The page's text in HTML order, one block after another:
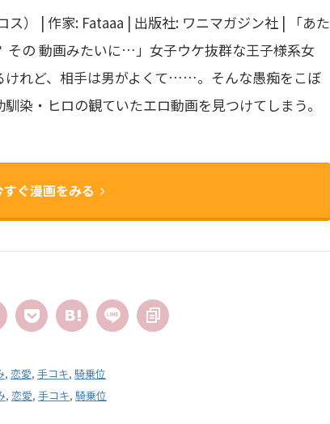
ス） | 作家: Fataaa | 出版社: ワニマガジン社 | 「あた
その 動画みたいに…」女子ウケ抜群な王子様系女
けれど、相手は男がよくて……。そんな愚痴をこぼ
染・ヒロの観ていたエロ動画を見つけてしまう。
すぐ漫画をみる
, 恋愛, 手コキ, 騎乗位
, 恋愛, 手コキ, 騎乗位